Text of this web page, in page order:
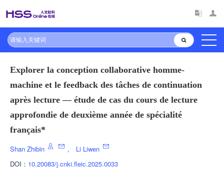
Explorer la conception collaborative homme-
machine et le feedback des tâches de continuation
après lecture — étude de cas du cours de lecture
approfondie de deuxième année de spécialité
français*
Shan Zhibin ,
Li Liwen
DOI： 10.20083/j.cnki.fleic.2025.0033